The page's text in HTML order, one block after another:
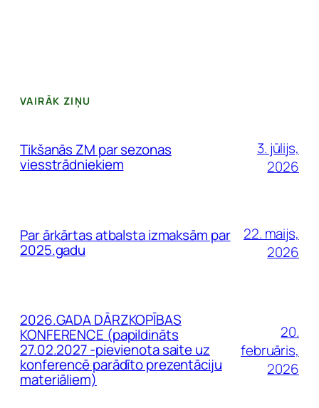
VAIRĀK ZIŅU
Tikšanās ZM par sezonas
viesstrādniekiem
3. jūlijs,
2026
Par ārkārtas atbalsta izmaksām par
2025.gadu
22. maijs,
2026
2026.GADA DĀRZKOPĪBAS
KONFERENCE (papildināts
27.02.2027 -pievienota saite uz
konferencē parādīto prezentāciju
materiāliem)
20.
februāris,
2026